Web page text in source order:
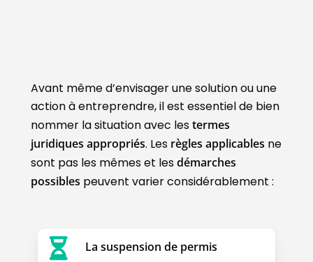
Avant même d’envisager une solution ou une
action à entreprendre, il est essentiel de bien
nommer la situation avec lestermes
juridiques appropriés. Les règles applicables ne
sont pas les mêmes et lesdémarches
possibles peuvent varier considérablement :
La suspension de permis